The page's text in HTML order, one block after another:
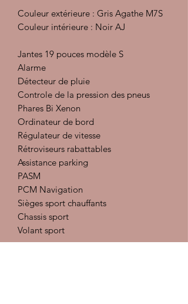
Couleur extérieure : Gris Agathe M7S
Couleur intérieure : Noir AJ
Jantes 19 pouces modèle S
Alarme
Détecteur de pluie
Controle de la pression des pneus
Phares Bi Xenon
Ordinateur de bord
Régulateur de vitesse
Rétroviseurs rabattables
Assistance parking
PASM
PCM Navigation
Sièges sport chauffants
Chassis sport
Volant sport